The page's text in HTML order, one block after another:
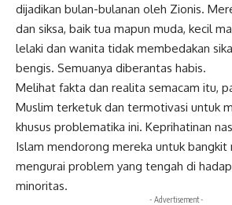
dijadikan bulan-bulanan oleh Zionis.
dan siksa, baik tua mapun muda, kecil
lelaki dan wanita tidak membedakan
bengis. Semuanya diberantas habis.
Melihat fakta dan realita semacam itu,
Muslim terketuk dan termotivasi untuk
khusus problematika ini. Keprihatinan
Islam mendorong mereka untuk bangkit
mengurai problem yang tengah di
minoritas.
- Advertisement -